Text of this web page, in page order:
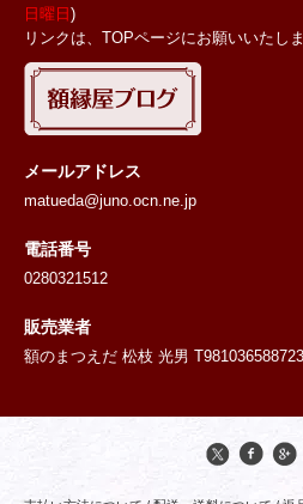
日曜日 )
リンクは、TOPページにお願いいたしま
メールアドレス
matueda@juno.ocn.ne.jp
電話番号
0280321512
販売業者
額のまつえだ 松枝 光男